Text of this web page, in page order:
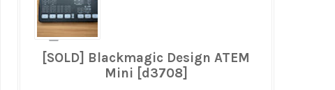
[SOLD] Blackmagic Design ATEM
Mini [d3708]